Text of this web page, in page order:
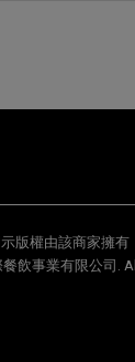
版權由該商家擁有
飲事業有限公司.